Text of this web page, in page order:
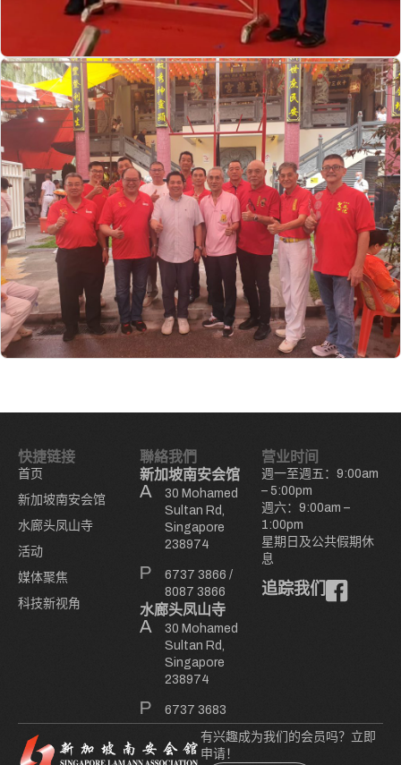
快捷链接
首页
新加坡南安会馆
水廊头凤山寺
活动
媒体聚焦
科技新视角
聯絡我們
新加坡南安会馆
30 Mohamed
Sultan Rd,
Singapore
238974
6737 3866 /
8087 3866
水廊头凤山寺
30 Mohamed
Sultan Rd,
Singapore
238974
6737 3683
营业时间
週一至週五：9:00am
– 5:00pm
週六：9:00am –
1:00pm
星期日及公共假期休
息
追踪我们
有兴趣成为我们的会员吗？立即
申请！